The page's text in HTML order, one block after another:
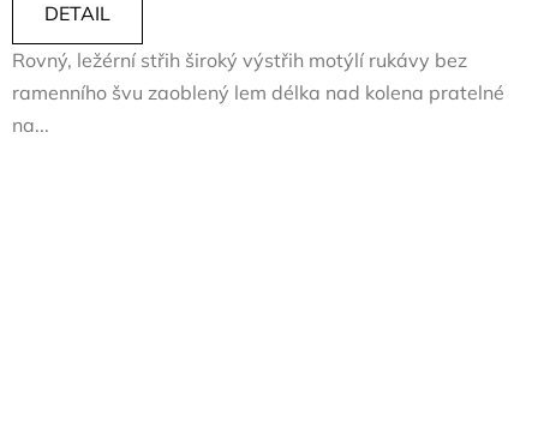
DETAIL
Rovný, ležérní střih široký výstřih motýlí rukávy bez
ramenního švu zaoblený lem délka nad kolena pratelné
na...